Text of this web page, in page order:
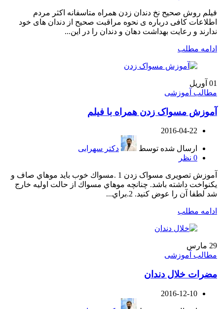
فیلم روش صحیح نخ دندان زدن همراه متاسفانه اکثر مردم
اطلاعات کافی درباره ی نحوه مراقبت صحیح از دندان های خود
ندارند و رعایت بهداشت دهان و دندان را در این...
ادامه مطلب
01 آوریل
مطالب آموزشی
آموزش مسواک زدن همراه با فیلم
2016-04-22
ارسال شده توسط
دکتر سهرابی
0 نظر
آموزش تصویری مسواک زدن 1 .مسواك خوب بايد موهاي صاف و
يكنواخت داشته باشد. چنانچه موهاي مسواك از حالت اوليه خارج
شد لطفا آن را عوض كنید. 2.براي...
ادامه مطلب
29 مارس
مطالب آموزشی
مضرات خلال دندان
2016-12-10